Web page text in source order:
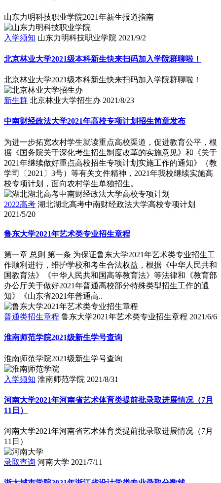
山东力明科技职业学院2021年新生报道指南
入学须知 山东力明科技职业学院 2021/9/2
北京林业大学2021级本科新生快来扫码加入学院群聊啦！
北京林业大学2021级本科新生快来扫码加入学院群聊啦！
新生群 北京林业大学招生办 2021/8/23
中南财经政法大学2021年高校专项计划招生简章发布
为进一步拓宽农村学生就读重点高校渠道，促进教育公平，根
据《国务院关于深化考生招生制度改革的实施意见》和《关于
2021年继续做好重点高校招生专项计划实施工作的通知》（教
学司〔2021〕3号）等有关文件精神，2021年我校继续实施高
校专项计划，面向农村学生单独招生。
2022高考 湖北湖北高考中南财经政法大学高校专项计划
2021/5/20
鲁东大学2021年艺术类专业招生章程
第一章 总则 第一条 为保证鲁东大学2021年艺术类专业招生工
作顺利进行，维护学校和考生合法权益，根据《中华人民共和
国教育法》《中华人民共和国高等教育法》等法律和《教育部
办公厅关于做好2021年普通高校部分特殊类型招生工作的通
知》《山东省2021年普通高..
普通类招生章程 鲁东大学2021年艺术类专业招生章程 2021/6/6
淮南师范学院2021级新生学号查询
淮南师范学院2021级新生学号查询
入学须知 淮南师范学院 2021/8/31
河南大学2021年河南省艺术体育类提前批录取进展情况（7月
11日）
河南大学2021年河南省艺术体育类提前批录取进展情况（7月
11日）
录取查询 河南大学 2021/7/11